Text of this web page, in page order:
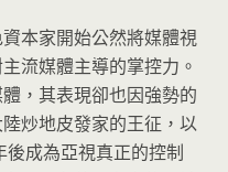
本家開始公然將媒體視
流媒體主導的掌控力。
， 其表現卻也因強勢的
炒地皮發家的王征，以
後成為亞視真正的控制